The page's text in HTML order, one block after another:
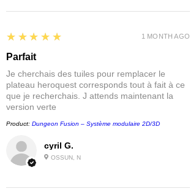
cyril G.
OSSUN, N
5
★★★★★
Parfait
Je cherchais des tuiles pour remplacer le
plateau heroquest corresponds tout à fait à ce
que je recherchais. J attends maintenant la
version verte
Product: Dungeon Fusion – Système modulaire 2D/3D
1 MONTH AGO